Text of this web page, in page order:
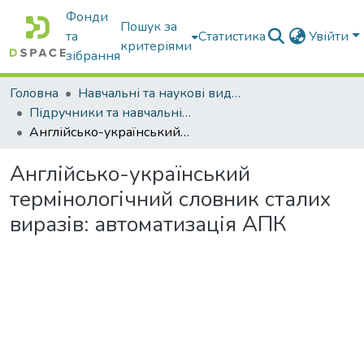
Фонди
та
зібрання
Пошук за
критеріями
Статистика Увійти
Головна
Навчальні та наукові видання
Підручники та навчальні посібники
Англійсько-український термінологічний словник сталих виразів: автоматизація АПК
Англійсько-український
термінологічний словник сталих
виразів: автоматизація АПК